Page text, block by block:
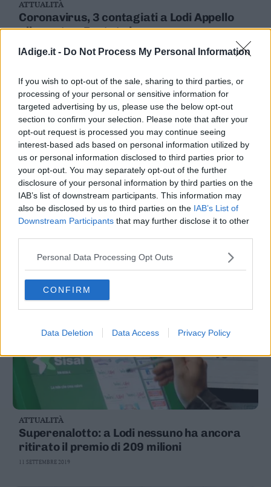
lAdige.it - Do Not Process My Personal Information
If you wish to opt-out of the sale, sharing to third parties, or
processing of your personal or sensitive information for
targeted advertising by us, please use the below opt-out
section to confirm your selection. Please note that after your
opt-out request is processed you may continue seeing
interest-based ads based on personal information utilized by
us or personal information disclosed to third parties prior to
your opt-out. You may separately opt-out of the further
disclosure of your personal information by third parties on the
IAB’s list of downstream participants. This information may
also be disclosed by us to third parties on the IAB’s List of
Downstream Participants that may further disclose it to other
Personal Data Processing Opt Outs
CONFIRM
Data Deletion Data Access Privacy Policy
ATTUALITÀ
Coronavirus, 3 contagiati a Lodi Appello
alla gente: «Restate in casa»
21 FEBBRAIO 2020
ATTUALITÀ
Lodi, deraglia un treno ad alta velocità: un
morto
6 FEBBRAIO 2020
ATTUALITÀ
Superenalotto: a Lodi nessuno ha ancora
ritirato il premio di 209 milioni
11 SETTEMBRE 2019